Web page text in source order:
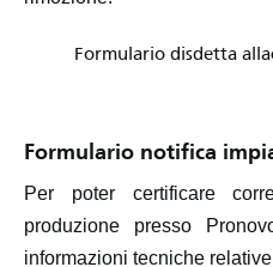
Formulario disdetta
Formulario notifica
Per poter certificare
produzione presso
informazioni tecniche